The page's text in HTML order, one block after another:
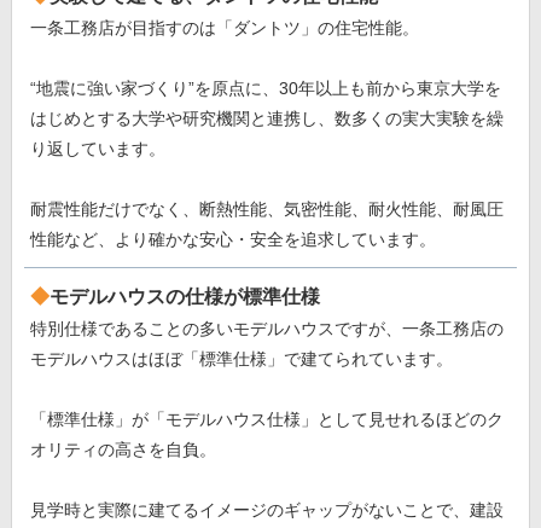
一条工務店が目指すのは「ダントツ」の住宅性能。
“地震に強い家づくり”を原点に、30年以上も前から東京大学を
はじめとする大学や研究機関と連携し、数多くの実大実験を繰
り返しています。
耐震性能だけでなく、断熱性能、気密性能、耐火性能、耐風圧
性能など、より確かな安心・安全を追求しています。
モデルハウスの仕様が標準仕様
特別仕様であることの多いモデルハウスですが、一条工務店の
モデルハウスはほぼ「標準仕様」で建てられています。
「標準仕様」が「モデルハウス仕様」として見せれるほどのク
オリティの高さを自負。
見学時と実際に建てるイメージのギャップがないことで、建設